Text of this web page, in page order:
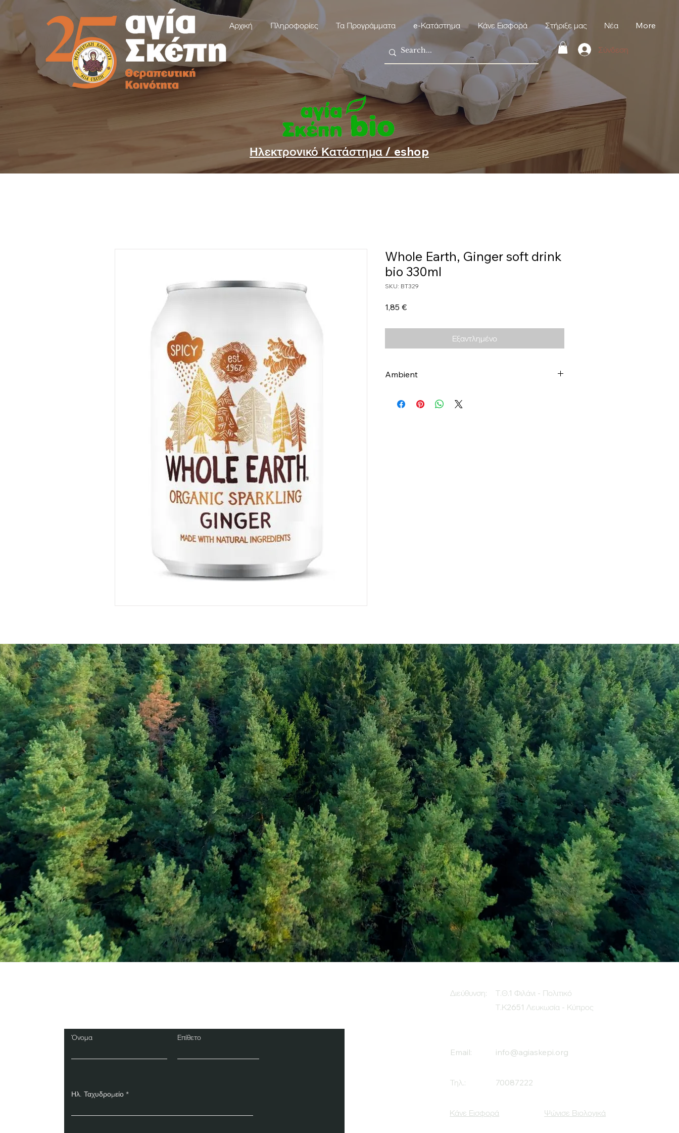
Αρχική Πληροφορίες Τα Προγράμματα e-Κατάστημα Κάνε Εισφορά Στήριξε μας Νέα More
Σύνδεση
Ηλεκτρονικό Κατάστημα / eshop
Whole Earth, Ginger soft drink
bio 330ml
SKU: BT329
1,85 €Τιμή
Εξαντλημένο
Ambient
Όνομα Επίθετο
Ηλ. Ταχυδρομείο
Διεύθυνση:
Τ.Θ.1 Φιλάνι - Πολιτικό
Τ.Κ2651 Λευκωσία - Κύπρος
Email: info@agiaskepi.org
Τηλ.: 70087222
Κάνε Εισφορά Ψώνισε Βιολογικά